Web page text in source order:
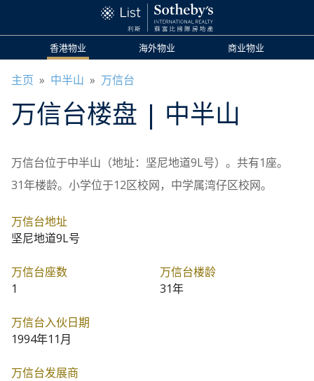
香港物业 海外物业 商业物业
主页 » 中半山 » 万信台
万信台楼盘 | 中半山
万信台位于中半山（地址：坚尼地道9L号）。共有1座。
31年楼龄。小学位于12区校网，中学属湾仔区校网。
万信台地址
坚尼地道9L号
万信台座数
1
万信台楼龄
31年
万信台入伙日期
1994年11月
万信台发展商